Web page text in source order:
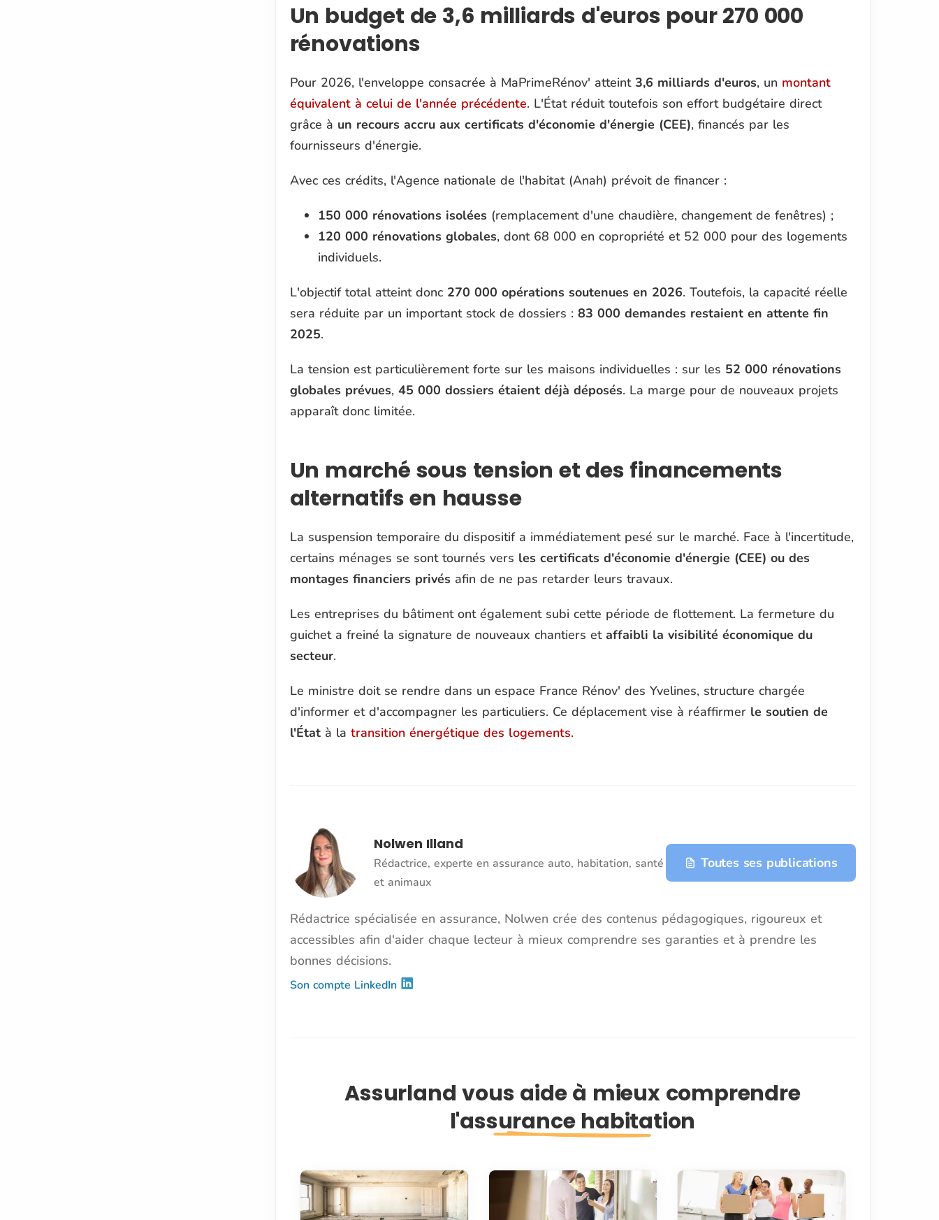
Un budget de 3,6 milliards d'euros pour 270 000
rénovations
Pour 2026, l'enveloppe consacrée à MaPrimeRénov' atteint 3,6 milliards d'euros, un montant
équivalent à celui de l'année précédente. L'État réduit toutefois son effort budgétaire direct
grâce à un recours accru aux certificats d'économie d'énergie (CEE), financés par les
fournisseurs d'énergie.
Avec ces crédits, l'Agence nationale de l'habitat (Anah) prévoit de financer :
150 000 rénovations isolées(remplacement d'une chaudière, changement de fenêtres) ;
120 000 rénovations globales, dont 68 000 en copropriété et 52 000 pour des logements
individuels.
L'objectif total atteint donc 270 000 opérations soutenues en 2026. Toutefois, la capacité réelle
sera réduite par un important stock de dossiers : 83 000 demandes restaient en attente fin
2025.
La tension est particulièrement forte sur les maisons individuelles : sur les 52 000 rénovations
globales prévues, 45 000 dossiers étaient déjà déposés. La marge pour de nouveaux projets
apparaît donc limitée.
Un marché sous tension et des financements
alternatifs en hausse
La suspension temporaire du dispositif a immédiatement pesé sur le marché. Face à l'incertitude,
certains ménages se sont tournés vers les certificats d'économie d'énergie (CEE) ou des
montages financiers privésafin de ne pas retarder leurs travaux.
Les entreprises du bâtiment ont également subi cette période de flottement. La fermeture du
guichet a freiné la signature de nouveaux chantiers et affaibli la visibilité économique du
secteur.
Le ministre doit se rendre dans un espace France Rénov' des Yvelines, structure chargée
d'informer et d'accompagner les particuliers. Ce déplacement vise à réaffirmer le soutien de
l'Étatà la transition énergétique des logements.
Nolwen Illand
Rédactrice, experte en assurance auto, habitation, santé
et animaux
Toutes ses publications
Rédactrice spécialisée en assurance, Nolwen crée des contenus pédagogiques, rigoureux et
accessibles afin d'aider chaque lecteur à mieux comprendre ses garanties et à prendre les
bonnes décisions.
Son compte LinkedIn
Assurland vous aide à mieux comprendre
l'assurance habitation